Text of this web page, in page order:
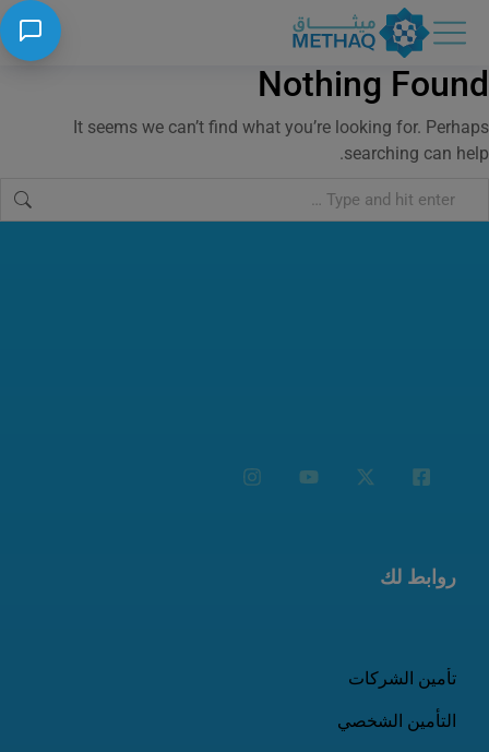
Nothing Found
It seems we can’t find what you’re looking for. Perhaps
searching can help.
روابط لك
تأمين الشركات
التأمين الشخصي